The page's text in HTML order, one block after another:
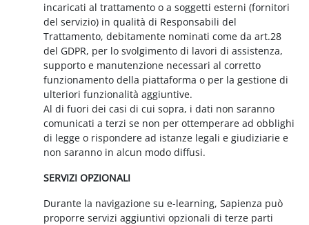
incaricati al trattamento o a soggetti esterni (fornitori
del servizio) in qualità di Responsabili del
Trattamento, debitamente nominati come da art.28
del GDPR, per lo svolgimento di lavori di assistenza,
supporto e manutenzione necessari al corretto
funzionamento della piattaforma o per la gestione di
ulteriori funzionalità aggiuntive.
Al di fuori dei casi di cui sopra, i dati non saranno
comunicati a terzi se non per ottemperare ad obblighi
di legge o rispondere ad istanze legali e giudiziarie e
non saranno in alcun modo diffusi.
SERVIZI OPZIONALI
Durante la navigazione su e-learning, Sapienza può
proporre servizi aggiuntivi opzionali di terze parti